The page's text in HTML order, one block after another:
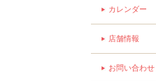
カレンダー
店舗情報
お問い合わせ